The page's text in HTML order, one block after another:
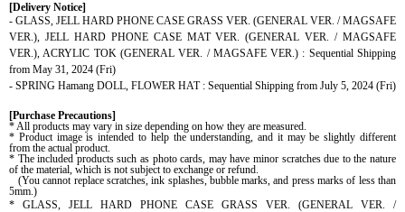
[Delivery Notice]
- GLASS, JELL HARD PHONE CASE GRASS VER. (GENERAL VER. / MAGSAFE
VER.), JELL HARD PHONE CASE MAT VER. (GENERAL VER. / MAGSAFE
VER.), ACRYLIC TOK (GENERAL VER. / MAGSAFE VER.) : Sequential Shipping
from May 31, 2024 (Fri)
- SPRING Hamang DOLL, FLOWER HAT : Sequential Shipping from July 5, 2024 (Fri)
[Purchase Precautions]
* All products may vary in size depending on how they are measured.
* Product image is intended to help the understanding, and it may be slightly different
from the actual product.
* The included products such as photo cards, may have minor scratches due to the nature
of the material, which is not subject to exchange or refund.
(You cannot replace scratches, ink splashes, bubble marks, and press marks of less than
5mm.)
* GLASS, JELL HARD PHONE CASE GRASS VER. (GENERAL VER. /